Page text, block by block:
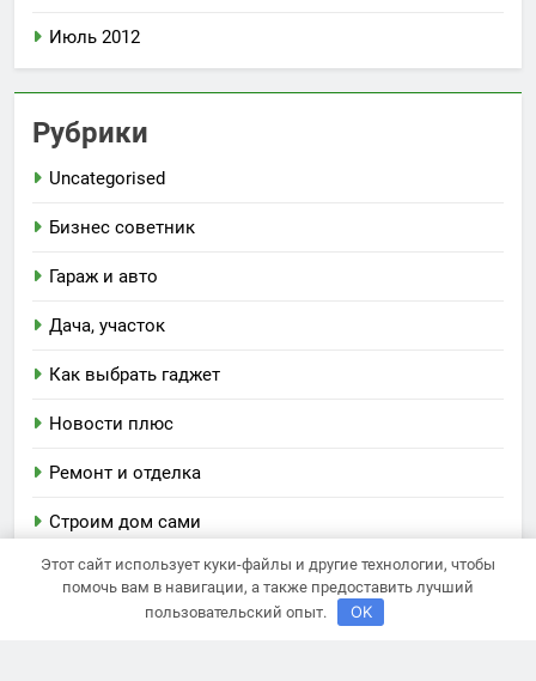
Июль 2012
Рубрики
Uncategorised
Бизнес советник
Гараж и авто
Дача, участок
Как выбрать гаджет
Новости плюс
Ремонт и отделка
Строим дом сами
Newsmatic - новостная тема для WordPress 2026.
Этот сайт использует куки-файлы и другие технологии, чтобы
помочь вам в навигации, а также предоставить лучший
пользовательский опыт.
OK